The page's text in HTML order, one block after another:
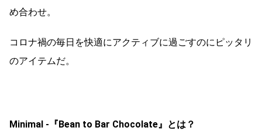
め合わせ。
コロナ禍の毎日を快適にアクティブに過ごすのにピッタリ
のアイテムだ。
Minimal -『Bean to Bar Chocolate』とは？